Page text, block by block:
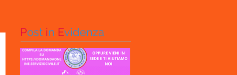
Post in Evidenza